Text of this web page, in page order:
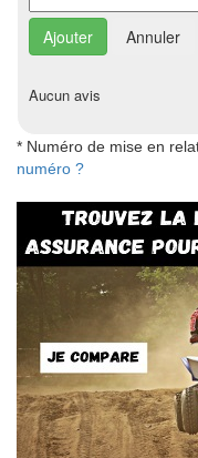
Annuler
Aucun avis
* Numéro de mise en
numéro ?